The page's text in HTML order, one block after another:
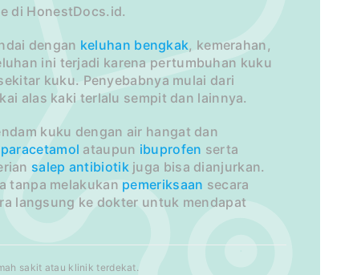
di HonestDocs.id.
dengan keluhan bengkak, kemerahan,
ini terjadi karena pertumbuhan kuku
kuku. Penyebabnya mulai dari
alas kaki terlalu sempit dan lainnya.
kuku dengan air hangat dan
paracetamol ataupun ibuprofen serta
salep antibiotikjuga bisa dianjurkan.
tanpa melakukan pemeriksaan secara
langsung ke dokter untuk mendapat
sakit atau klinik terdekat.